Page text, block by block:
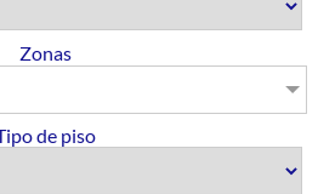
Zonas
de piso